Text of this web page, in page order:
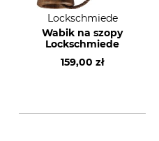
Lockschmiede
Wabik na szopy
Lockschmiede
159,00 zł